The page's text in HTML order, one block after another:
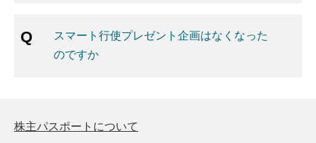
スマート行使プレゼント企画はなくなった
のですか
株主パスポートについて